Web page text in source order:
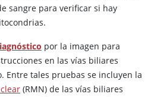
sangre para verificar si hay
por la imagen para
en las vías biliares
Entre tales pruebas se incluyen la
(RMN) de las vías biliares